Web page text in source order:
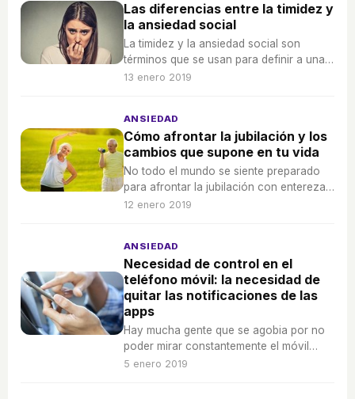
Las diferencias entre la timidez y
la ansiedad social
La timidez y la ansiedad social son
términos que se usan para definir a una
persona que no se atreve a expresarse
13 enero 2019
ANSIEDAD
Cómo afrontar la jubilación y los
cambios que supone en tu vida
No todo el mundo se siente preparado
para afrontar la jubilación con entereza...
¿qué es lo que puede ocurrir?
12 enero 2019
ANSIEDAD
Necesidad de control en el
teléfono móvil: la necesidad de
quitar las notificaciones de las
apps
Hay mucha gente que se agobia por no
poder mirar constantemente el móvil
para ver si le ha llegado algún mensaje o
5 enero 2019